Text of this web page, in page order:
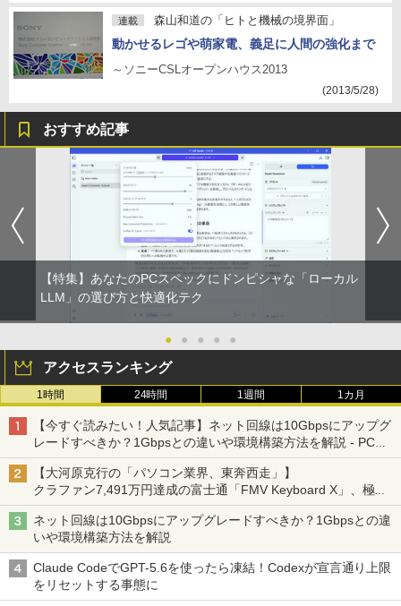
連載 森山和道の「ヒトと機械の境界面」
動かせるレゴや萌家電、義足に人間の強化まで
～ソニーCSLオープンハウス2013
(2013/5/28)
おすすめ記事
【特集】あなたのPCスペックにドンピシャな「ローカル
LLM」の選び方と快適化テク
● ● ● ● ●
アクセスランキング
1時間 24時間 1週間 1カ月
【今すぐ読みたい！人気記事】ネット回線は10Gbpsにアップグ
レードすべきか？1Gbpsとの違いや環境構築方法を解説 - PC
Watch
【大河原克行の「パソコン業界、東奔西走」】
クラファン7,491万円達成の富士通「FMV Keyboard X」、極限
の静音化を追求
ネット回線は10Gbpsにアップグレードすべきか？1Gbpsとの違
いや環境構築方法を解説
Claude CodeでGPT-5.6を使ったら凍結！Codexが宣言通り上限
をリセットする事態に